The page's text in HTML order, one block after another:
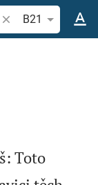
Vyhledat biblický
B21
Toto